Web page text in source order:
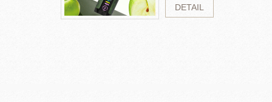
DETAIL